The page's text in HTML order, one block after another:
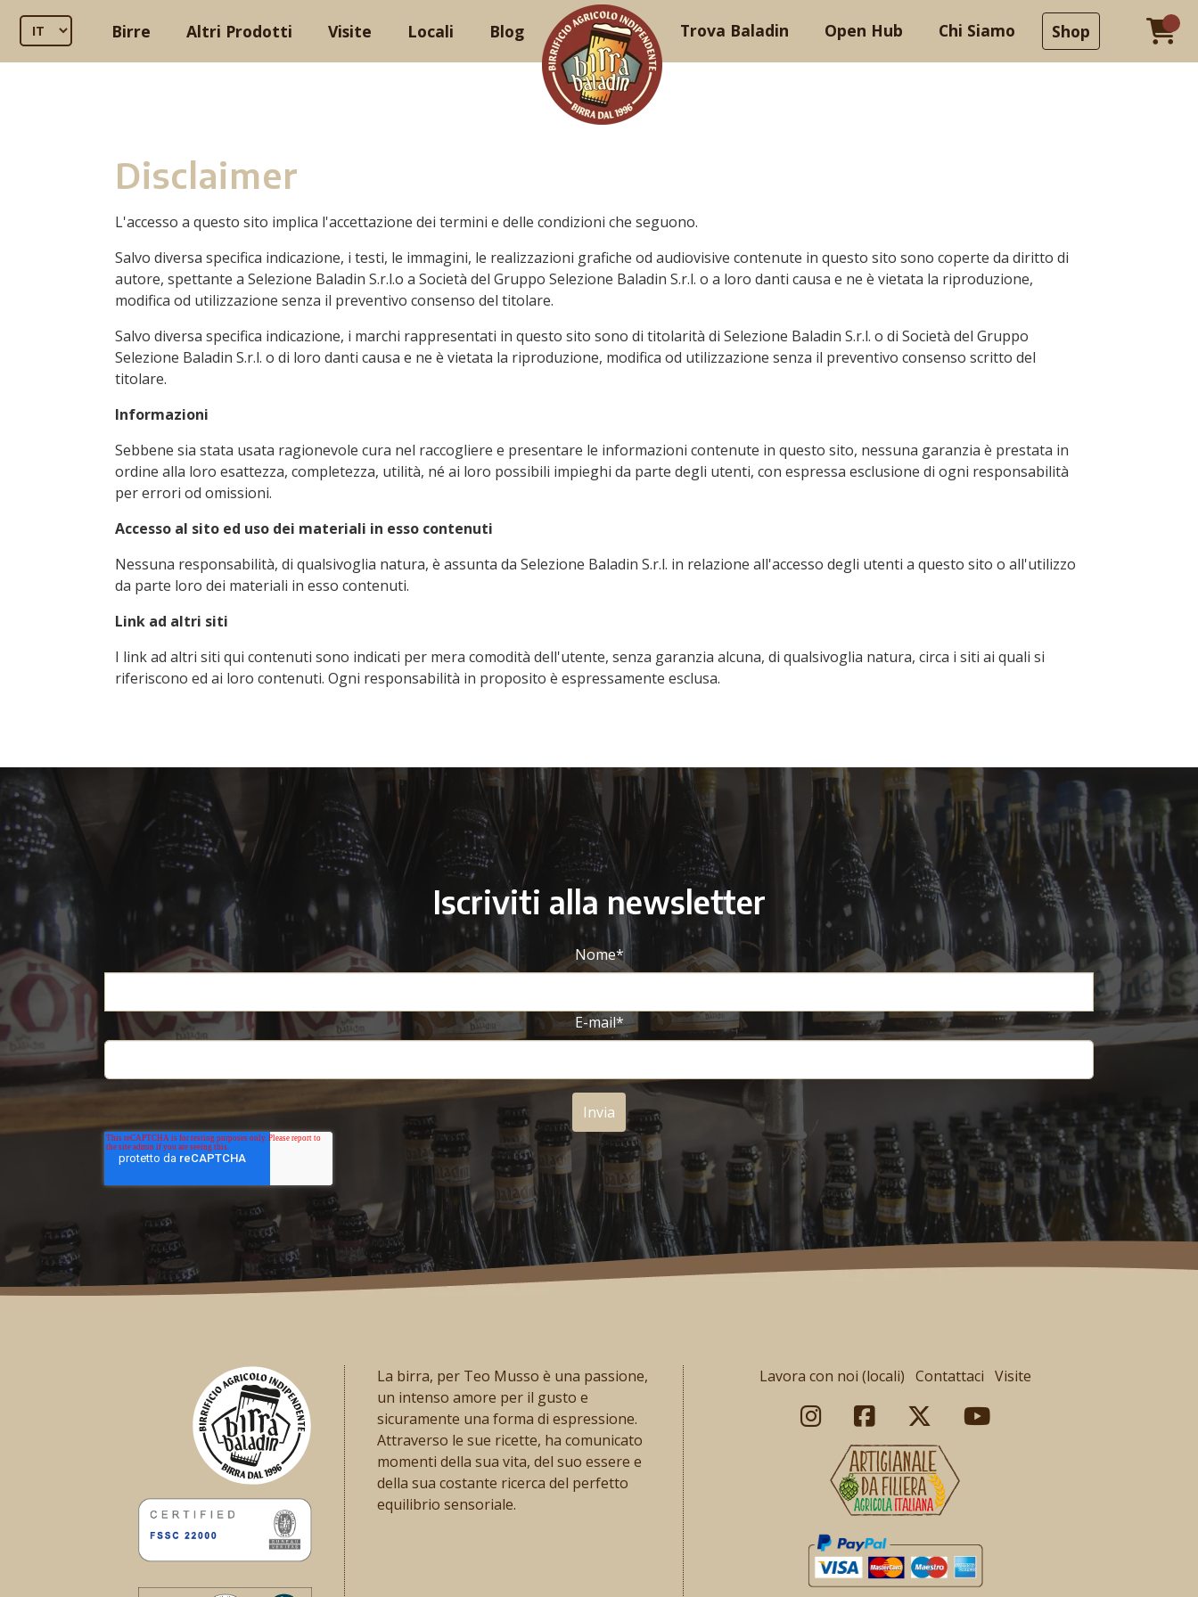
Birre Altri Prodotti Visite Locali Blog Trova Baladin Open Hub Chi Siamo Shop
Disclaimer
L'accesso a questo sito implica l'accettazione dei termini e delle condizioni che seguono.
Salvo diversa specifica indicazione, i testi, le immagini, le realizzazioni grafiche od audiovisive contenute in questo sito sono coperte da diritto di
autore, spettante a Selezione Baladin S.r.l.o a Società del Gruppo Selezione Baladin S.r.l. o a loro danti causa e ne è vietata la riproduzione,
modifica od utilizzazione senza il preventivo consenso del titolare.
Salvo diversa specifica indicazione, i marchi rappresentati in questo sito sono di titolarità di Selezione Baladin S.r.l. o di Società del Gruppo
Selezione Baladin S.r.l. o di loro danti causa e ne è vietata la riproduzione, modifica od utilizzazione senza il preventivo consenso scritto del
titolare.
Informazioni
Sebbene sia stata usata ragionevole cura nel raccogliere e presentare le informazioni contenute in questo sito, nessuna garanzia è prestata in
ordine alla loro esattezza, completezza, utilità, né ai loro possibili impieghi da parte degli utenti, con espressa esclusione di ogni responsabilità
per errori od omissioni.
Accesso al sito ed uso dei materiali in esso contenuti
Nessuna responsabilità, di qualsivoglia natura, è assunta da Selezione Baladin S.r.l. in relazione all'accesso degli utenti a questo sito o all'utilizzo
da parte loro dei materiali in esso contenuti.
Link ad altri siti
I link ad altri siti qui contenuti sono indicati per mera comodità dell'utente, senza garanzia alcuna, di qualsivoglia natura, circa i siti ai quali si
riferiscono ed ai loro contenuti. Ogni responsabilità in proposito è espressamente esclusa.
Iscriviti alla newsletter
Nome*
E-mail*
La birra, per Teo Musso è una passione,
un intenso amore per il gusto e
sicuramente una forma di espressione.
Attraverso le sue ricette, ha comunicato
momenti della sua vita, del suo essere e
della sua costante ricerca del perfetto
equilibrio sensoriale.
Lavora con noi (locali) Contattaci Visite